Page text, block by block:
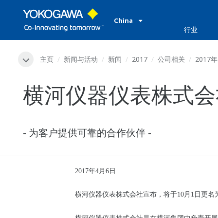
China
行业
主页 新闻与活动 新闻 2017 公司相关 2017
横河仪器仪表株式
- 为客户提供可靠的合作伙伴 -
2017年4月6日
横河仪器仪表株式会社宣布，将于10月1日更名